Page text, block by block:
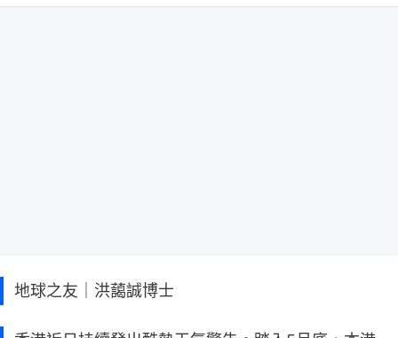
地球之友｜洪藹誠博士